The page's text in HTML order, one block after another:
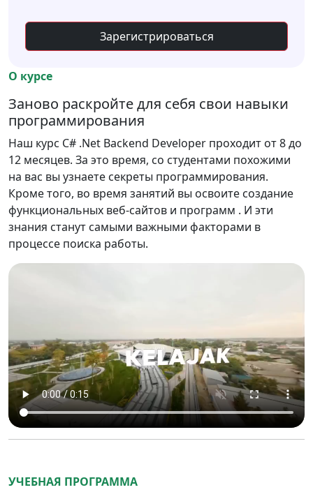
Зарегистрироваться
О курсе
Заново раскройте для себя свои навыки
программирования
Наш курс C# .Net Backend Developer проходит от 8 до
12 месяцев. За это время, со студентами похожими
на вас вы узнаете секреты программирования.
Кроме того, во время занятий вы освоите создание
функциональных веб-сайтов и программ . И эти
знания станут самыми важными факторами в
процессе поиска работы.
УЧЕБНАЯ ПРОГРАММА